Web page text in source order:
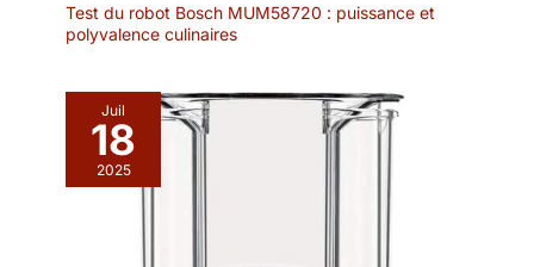
Test du robot Bosch MUM58720 : puissance et
polyvalence culinaires
Juil
18
2025